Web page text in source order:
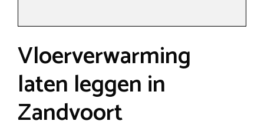
Vloerverwarming
laten leggen in
Zandvoort